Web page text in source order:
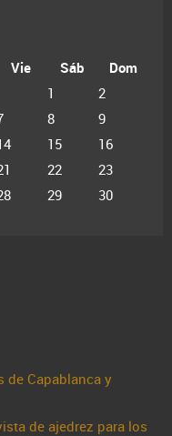
Vie Sáb
Dom
1
2
8
9
15
16
22
23
29 30
de Capablanca y
de ajedrez para los